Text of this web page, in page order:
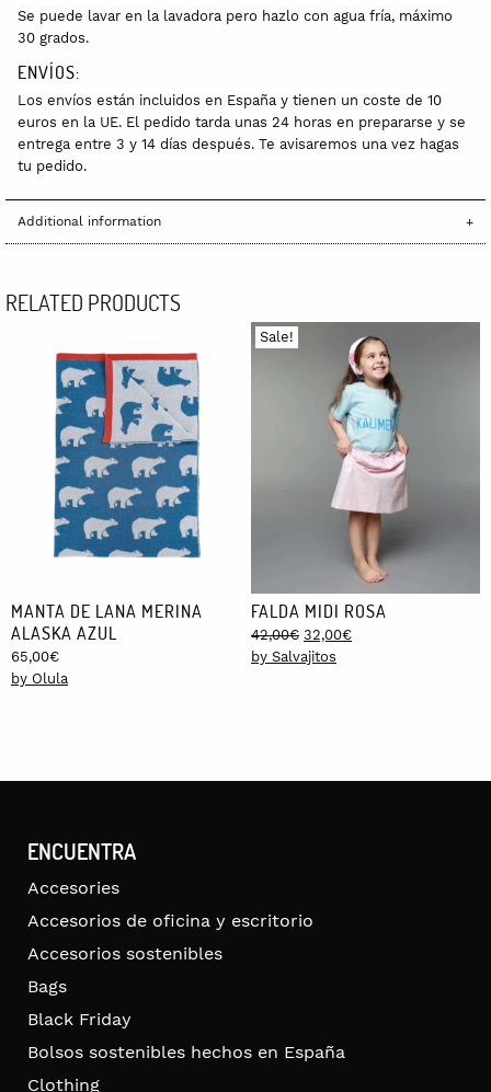
Se puede lavar en la lavadora pero hazlo con agua fría, máximo
30 grados.
ENVÍOS:
Los envíos están incluidos en España y tienen un coste de 10
euros en la UE. El pedido tarda unas 24 horas en prepararse y se
entrega entre 3 y 14 días después. Te avisaremos una vez hagas
tu pedido.
Additional information
RELATED PRODUCTS
MANTA DE LANA MERINA
ALASKA AZUL
65,00€
by Olula
Sale!
FALDA MIDI ROSA
42,00€ Original
price
32,00€Current
by Salvajitos
ENCUENTRA
Accesories
Accesorios de oficina y escritorio
Accesorios sostenibles
Bags
Black Friday
Bolsos sostenibles hechos en España
Clothing